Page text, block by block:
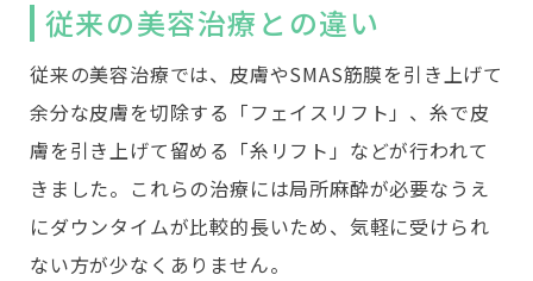
従来の美容治療との違い
従来の美容治療では、皮膚やSMAS筋膜を引き上げて
余分な皮膚を切除する「フェイスリフト」、糸で皮
膚を引き上げて留める「糸リフト」などが行われて
きました。これらの治療には局所麻酔が必要なうえ
にダウンタイムが比較的長いため、気軽に受けられ
ない方が少なくありません。